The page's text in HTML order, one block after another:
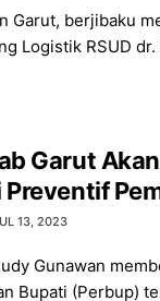
Garut, berjibaku
Logistik RSUD
Garut
Preventif
13, 2023
Gunawan
Bupati (Perbup)